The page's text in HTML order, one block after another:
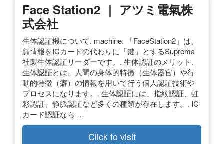
Face Station2 ｜ アツミ電氣株
式会社
生体認証機について. machine. 「FaceStation2」は、
顔情報をICカードの代わりに「鍵」とするSuprema
社製生体認証リーダーです。. 生体認証のメリット.
生体認証とは、人間の身体的特徴（生体器官）や行
動的特徴（癖）の情報を用いて行う個人認証技術や
プロセスになります。. 生体認証には、指紋認証、虹
彩認証、静脈認証など多くの種類が存在します。. IC
カード認証なら …
Click to visit